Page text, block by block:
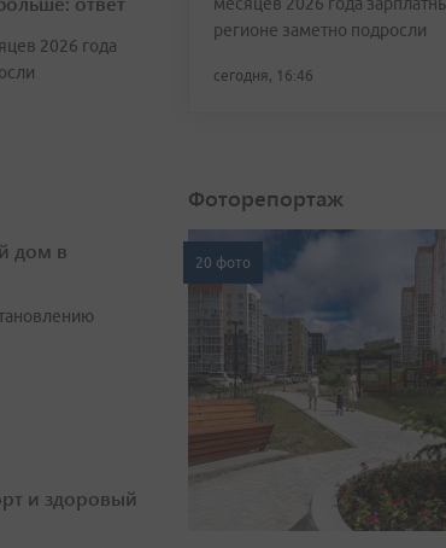
2026 года
дом в
и здоровый
регионе заметно подросли
сегодня, 16:46
Фоторепортаж
20 фото